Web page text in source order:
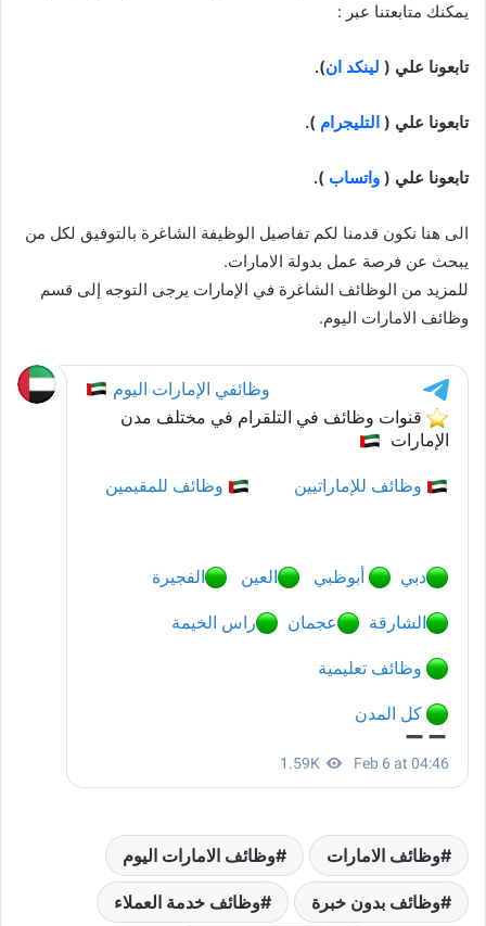
يمكنك متابعتنا عبر :
تابعونا علي ( لينكد ان).
تابعونا علي ( التليجرام ).
تابعونا علي ( واتساب ).
الى هنا نكون قدمنا لكم تفاصيل الوظيفة الشاغرة بالتوفيق لكل من
يبحث عن فرصة عمل بدولة الامارات.
للمزيد من الوظائف الشاغرة في الإمارات يرجى التوجه إلى قسم
وظائف الامارات اليوم.
وظائف الامارات وظائف الامارات اليوم
وظائف بدون خبرة وظائف خدمة العملاء